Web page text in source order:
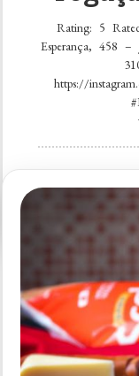
Rating: 5
Esperança, 458 –
https://